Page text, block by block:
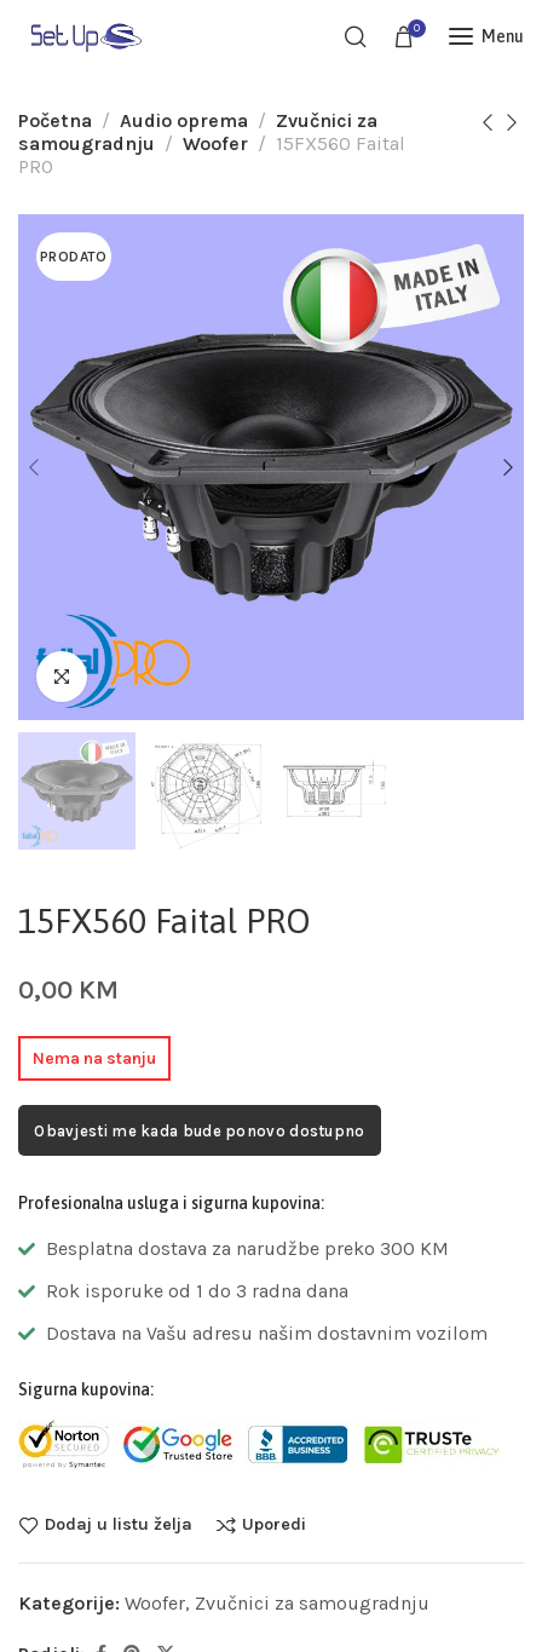
0 Menu
Početna Audio oprema
Zvučnici za
samougradnju
Woofer
15FX560 Faital
PRO
PRODATO
15FX560 Faital PRO
0,00 KM
Nema na stanju
Obavjesti me kada bude ponovo dostupno
Profesionalna usluga i sigurna kupovina:
Besplatna dostava za narudžbe preko 300 KM
Rok isporuke od 1 do 3 radna dana
Dostava na Vašu adresu našim dostavnim vozilom
Sigurna kupovina:
Dodaj u listu želja Uporedi
Kategorije: Woofer, Zvučnici za samougradnju